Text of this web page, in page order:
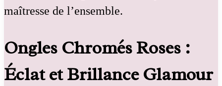
maîtresse de l’ensemble.
Ongles Chromés Roses :
Éclat et Brillance Glamour